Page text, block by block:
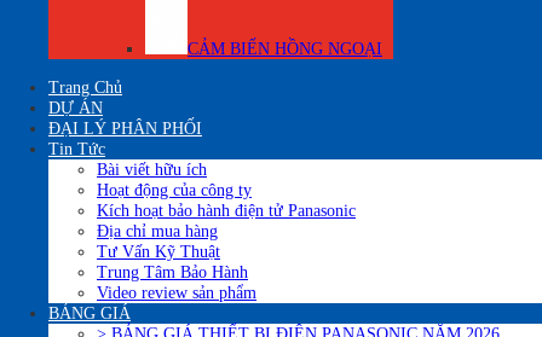
CẢM BIẾN HỒNG NGOẠI
Trang Chủ
DỰ ÁN
ĐẠI LÝ PHÂN PHỐI
Tin Tức
Bài viết hữu ích
Hoạt động của công ty
Kích hoạt bảo hành điện tử Panasonic
Địa chỉ mua hàng
Tư Vấn Kỹ Thuật
Trung Tâm Bảo Hành
Video review sản phẩm
BẢNG GIÁ